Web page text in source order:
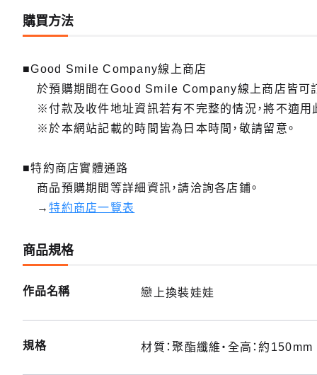
購買方法
■Good Smile Company線上商店
於預購期間在Good Smile Company線上商店皆可訂
※付款及收件地址資訊若有不完整的情況，將不適用
※於本網站記載的時間皆為日本時間，敬請留意。
■特約商店實體通路
商品預購期間等詳細資訊，請洽詢各店鋪。
→特約商店一覽表
商品規格
作品名稱 戀上換裝娃娃
規格 材質：聚酯纖維・全高：約150mm